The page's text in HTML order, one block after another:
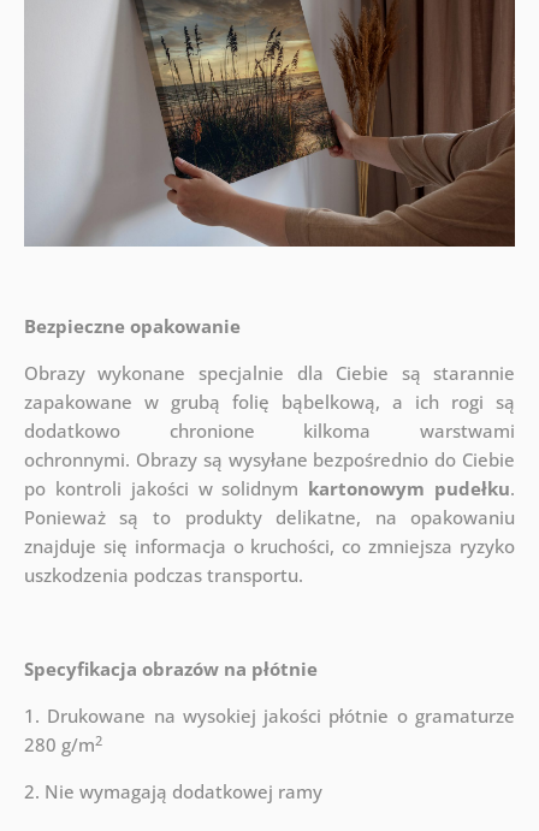
Bezpieczne opakowanie
Obrazy wykonane specjalnie dla Ciebie są starannie
zapakowane w grubą folię bąbelkową, a ich rogi są
dodatkowo chronione kilkoma warstwami
ochronnymi. Obrazy są wysyłane bezpośrednio do Ciebie
po kontroli jakości w solidnym kartonowym pudełku.
Ponieważ są to produkty delikatne, na opakowaniu
znajduje się informacja o kruchości, co zmniejsza ryzyko
uszkodzenia podczas transportu.
Specyfikacja obrazów na płótnie
1. Drukowane na wysokiej jakości płótnie o gramaturze
280 g/m2
2. Nie wymagają dodatkowej ramy